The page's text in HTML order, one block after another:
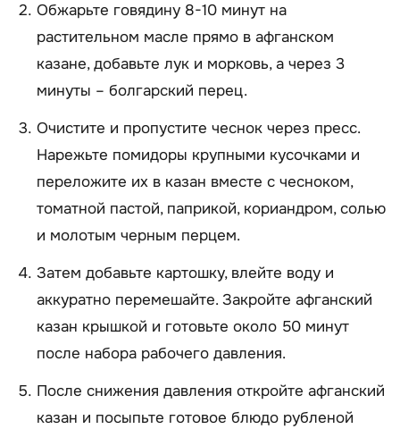
Обжарьте говядину 8-10 минут на
растительном масле прямо в афганском
казане, добавьте лук и морковь, а через 3
минуты – болгарский перец.
Очистите и пропустите чеснок через пресс.
Нарежьте помидоры крупными кусочками и
переложите их в казан вместе с чесноком,
томатной пастой, паприкой, кориандром, солью
и молотым черным перцем.
Затем добавьте картошку, влейте воду и
аккуратно перемешайте. Закройте афганский
казан крышкой и готовьте около 50 минут
после набора рабочего давления.
После снижения давления откройте афганский
казан и посыпьте готовое блюдо рубленой